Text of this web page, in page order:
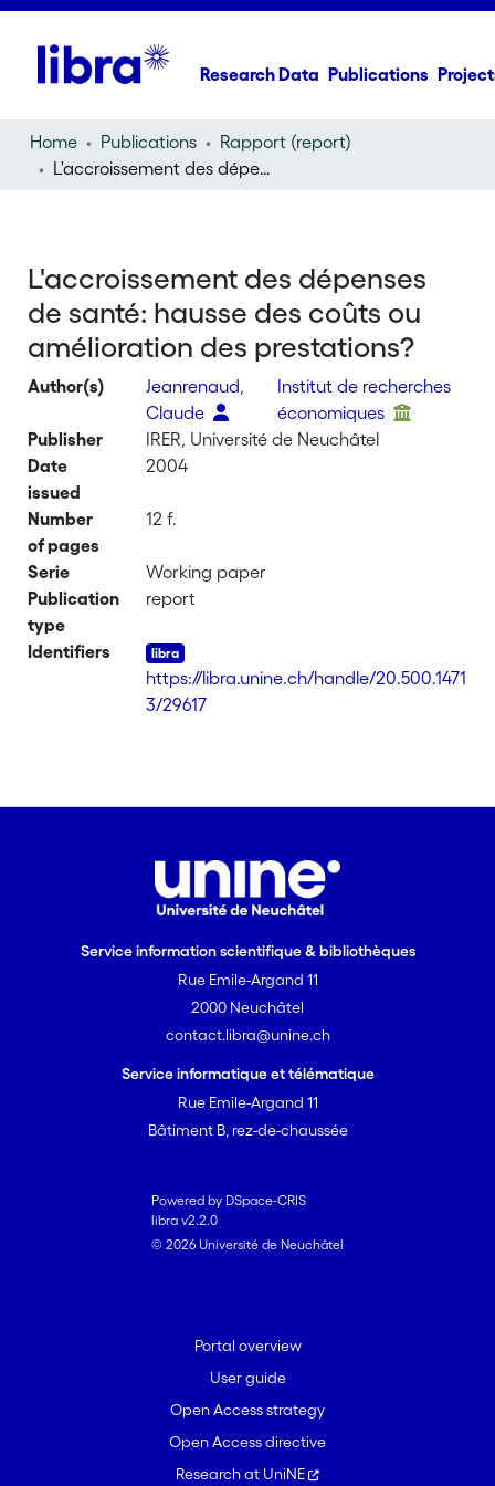
Research Data Publications
Home Publications
Rapport (report)
L'accroissement des dépenses de santé: hausse des coûts ou amélioration des prestations?
L'accroissement des dépenses
de santé: hausse des coûts ou
amélioration des prestations?
Author(s)
Jeanrenaud,
Claude
Institut de recherches
économiques
Publisher
IRER, Université de Neuchâtel
Date
issued
2004
Number
of pages
12 f.
Serie
Working paper
Publication
type
report
Identifiers
https://libra.unine.ch/handle/20.500.1471
3/29617
Service information scientifique & bibliothèques
Rue Emile-Argand 11
2000 Neuchâtel
contact.libra@unine.ch
Service informatique et télématique
Rue Emile-Argand 11
Bâtiment B, rez-de-chaussée
Powered by DSpace-CRIS
libra v2.2.0
© 2026 Université de Neuchâtel
Portal overview
User guide
Open Access strategy
Open Access directive
Research at UniNE